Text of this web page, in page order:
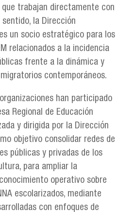
trabajan directamente con
la Dirección
un socio estratégico para los
relacionados a la incidencia
frente a la dinámica y
contemporáneos.
han participado
Regional de Educación
y dirigida por la Dirección
objetivo consolidar redes de
públicas y privadas de los
para ampliar la
operativo sobre
escolarizados, mediante
con enfoques de